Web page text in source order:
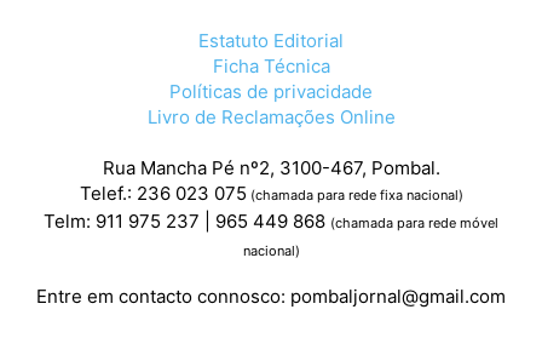
Estatuto Editorial
Ficha Técnica
Políticas de privacidade
Livro de Reclamações Online
Rua Mancha Pé nº2, 3100-467, Pombal.
Telef.: 236 023 075 (chamada para rede fixa nacional)
Telm: 911 975 237 | 965 449 868 (chamada para rede móvel
nacional)
Entre em contacto connosco: pombaljornal@gmail.com